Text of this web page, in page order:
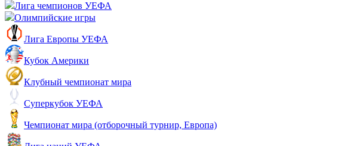
Лига чемпионов УЕФА
Олимпийские игры
Лига Европы УЕФА
Кубок Америки
Клубный чемпионат мира
Суперкубок УЕФА
Чемпионат мира (отборочный турнир, Европа)